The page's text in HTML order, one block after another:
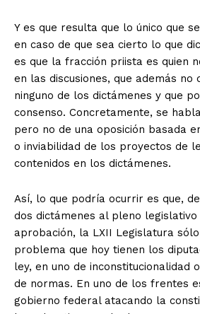
Y es que resulta que lo único que
en caso de que sea cierto lo que
es que la fracción priista es quien
en las discusiones, que además no
ninguno de los dictámenes y que
consenso. Concretamente, se
pero no de una oposición basada
o inviabilidad de los proyectos de
contenidos en los dictámenes.
Así, lo que podría ocurrir es que,
dos dictámenes al pleno legislativo
aprobación, la LXII Legislatura
problema que hoy tienen los
ley, en uno de inconstitucionalidad
de normas. En uno de los frentes
gobierno federal atacando la